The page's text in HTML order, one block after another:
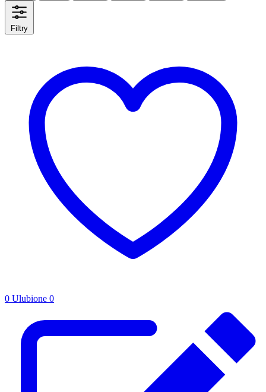
Filtry
0 Ulubione 0